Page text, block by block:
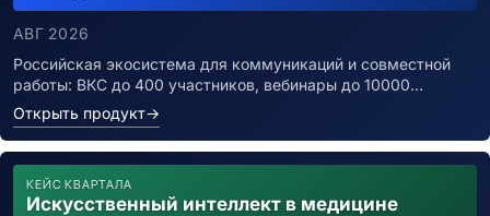
АВГ 2026
Российская экосистема для коммуникаций и совместной
работы: ВКС до 400 участников, вебинары до 10000…
Открыть продукт→
КЕЙС КВАРТАЛА
Искусственный интеллект в медицине